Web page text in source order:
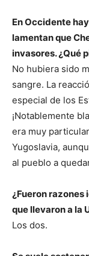
En Occidente
lamentan que
invasores. ¿Qué
No hubiera sido
sangre. La
especial de los
¡Notablemente
era muy
Yugoslavia,
al pueblo a
¿Fueron
que llevaron a la
Los dos.